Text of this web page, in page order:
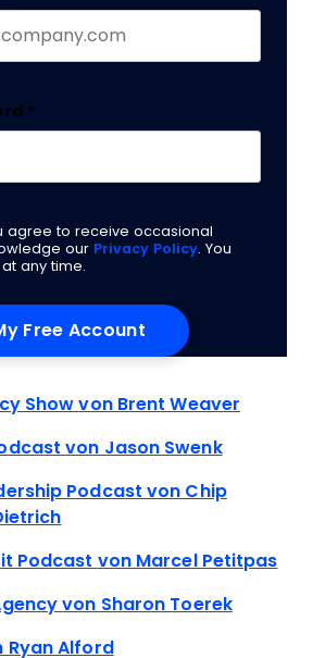
*
agree to receive occasional
our Privacy Policy. You
any time.
Showvon Brent Weaver
von Jason Swenk
Podcast von Chip
Podcast von Marcel Petitpas
von Sharon Toerek
Ryan Alford